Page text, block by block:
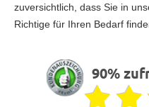
zuversichtlich, dass Sie in
Richtige für Ihren Bedarf
90%